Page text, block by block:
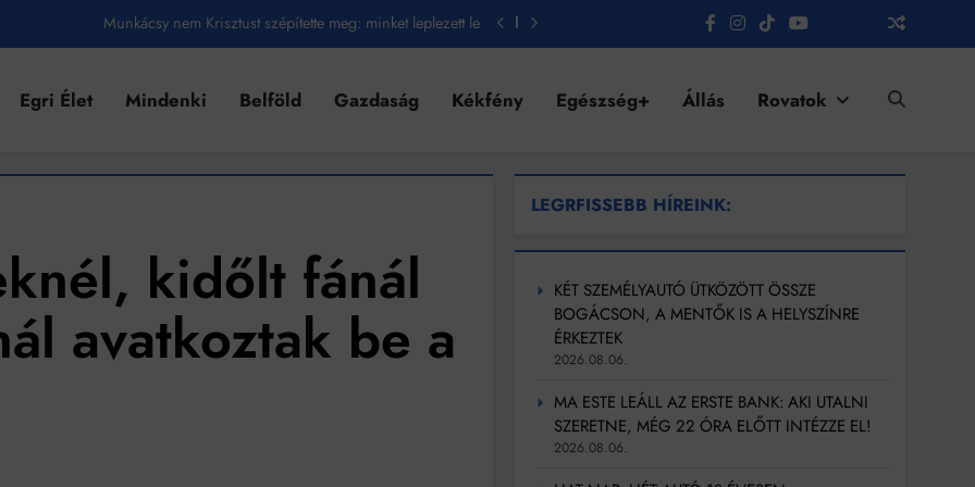
Munkácsy nem Krisztust szépítette meg: minket leplezett le
Amikor a Tetris boldogabbá tesz, mint a szerelem
Ki akarsz törni. De miből?
Az öregség nem csak ránc?
Az ördög még mindig Pradát visel. De te miért öltözöl hozzá?
Egri Élet Mindenki Belföld Gazdaság Kékfény Egészség+ Állás Rovatok
kidőlt fánál
avatkoztak be a
LEGRFISSEBB HÍREINK:
KÉT SZEMÉLYAUTÓ ÜTKÖZÖTT ÖSSZE
BOGÁCSON, A MENTŐK IS A HELYSZÍNRE
ÉRKEZTEK
2026.08.06.
MA ESTE LEÁLL AZ ERSTE BANK: AKI UTALNI
SZERETNE, MÉG 22 ÓRA ELŐTT INTÉZZE EL!
2026.08.06.